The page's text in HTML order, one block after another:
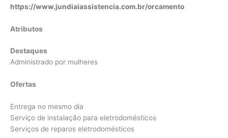
https://www.jundiaiassistencia.com.br/orcamento
Atributos
Destaques
Administrado por mulheres
Ofertas
Entrega no mesmo dia
Serviço de instalação para eletrodomésticos
Serviços de reparos eletrodomésticos